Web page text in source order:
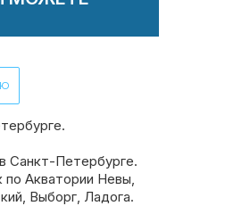
Санкт-Петербурге.
по Акватории Невы,
Выборг, Ладога.